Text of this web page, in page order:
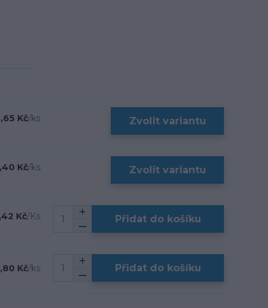
Kč/ks Zvolit variantu
Kč/ks Zvolit variantu
Kč/Ks Přidat do košíku
Kč/ks Přidat do košíku